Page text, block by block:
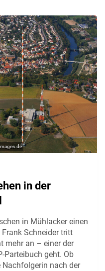
in der
in Mühlacker einen
Frank Schneider tritt
mehr an – einer der
Parteibuch geht. Ob
Nachfolgerin nach der